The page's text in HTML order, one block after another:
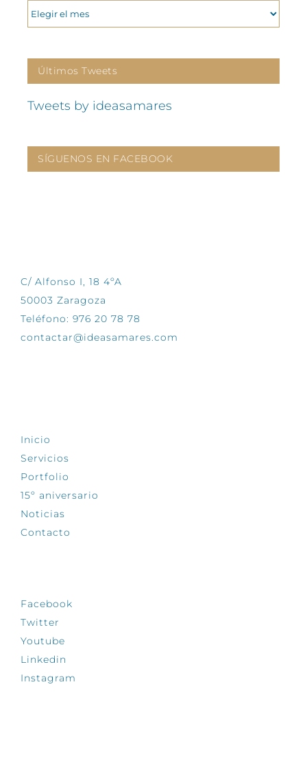
ARCHIVOS
Últimos Tweets
Tweets by ideasamares
SÍGUENOS EN FACEBOOK
C/ Alfonso I, 18 4ºA
50003 Zaragoza
Teléfono: 976 20 78 78
contactar@ideasamares.com
Inicio
Servicios
Portfolio
15º aniversario
Noticias
Contacto
Facebook
Twitter
Youtube
Linkedin
Instagram